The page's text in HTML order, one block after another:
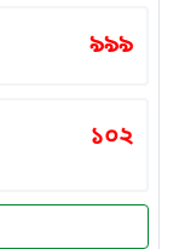
৯৯৯
১০২